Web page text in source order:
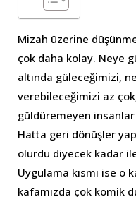
Mizah üzerine
çok daha kolay. Neye
altında güleceğimizi,
verebileceğimizi az
güldüremeyen insanlar
Hatta geri dönüşler
olurdu diyecek kadar
Uygulama kısmı ise o
kafamızda çok komik